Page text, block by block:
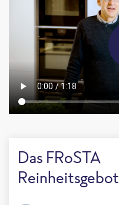
Das FRoSTA
Reinheitsgebot